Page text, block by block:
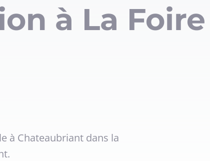
à La Foire
à Chateaubriant dans la